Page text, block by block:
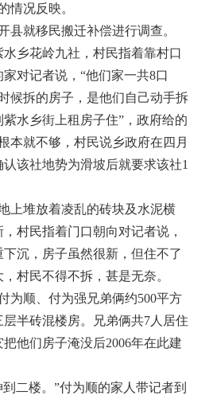
情况反映。
县就移民搬迁补偿进行调查。
乡花岭九社，村民指着靠村口
对记者说，“他们家一共8口
候拆的房子，是他们自己动手拆
水乡街上租房子住”，政府给的
本就不够，村民说乡政府在四月
该社地势为滑坡后就要求该社1
上堆放着凌乱的砖块及水泥横
村民指着门口朝向对记者说，
沉，房子虽然很新，但住不了
村民不得不拆，甚是无奈。
为顺、付为强兄弟俩约500平方
半砖混楼房。兄弟俩共7人居住
他们房子淹没后2006年在此建
二楼。”付为顺的家人带记者到